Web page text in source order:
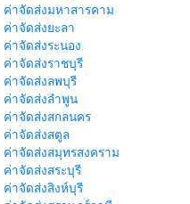
ค่าจัดส่งมหาสารคาม
ค่าจัดส่งยะลา
ค่าจัดส่งระนอง
ค่าจัดส่งราชบุรี
ค่าจัดส่งลพบุรี
ค่าจัดส่งลำพูน
ค่าจัดส่งสกลนคร
ค่าจัดส่งสตูล
ค่าจัดส่งสมุทรสงคราม
ค่าจัดส่งสระบุรี
ค่าจัดส่งสิงห์บุรี